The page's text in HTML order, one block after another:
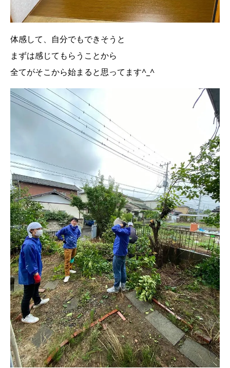
体感して、自分でもできそうと
まずは感じてもらうことから
全てがそこから始まると思ってます^_^